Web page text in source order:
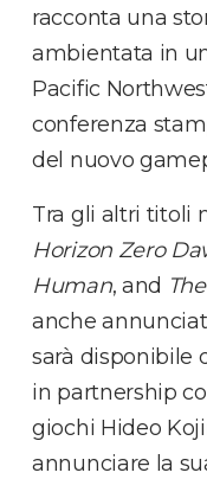
racconta una
ambientata in
Pacific
conferenza
del nuovo
Tra gli altri titoli
Horizon Zero
Human, and
anche
sarà disponibile
in partnership
giochi Hideo
annunciare la